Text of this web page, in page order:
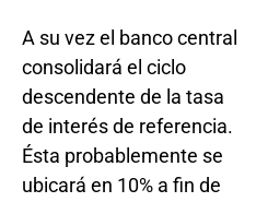
A su vez el banco central
consolidará el ciclo
descendente de la tasa
de interés de referencia.
Ésta probablemente se
ubicará en 10% a fin de